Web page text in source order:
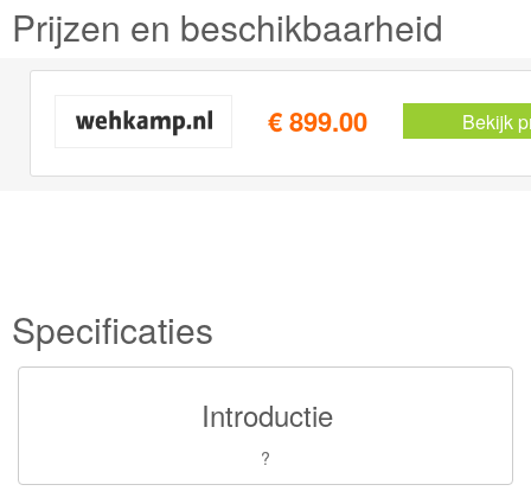
Prijzen en beschikbaarheid
€ 899.00 Bekijk
Specificaties
Introductie
?